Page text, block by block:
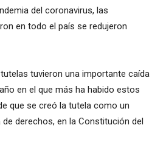
del coronavirus, las
en todo el país se redujeron
tuvieron una importante caída
en el que más ha habido estos
que se creó la tutela como un
derechos, en la Constitución del